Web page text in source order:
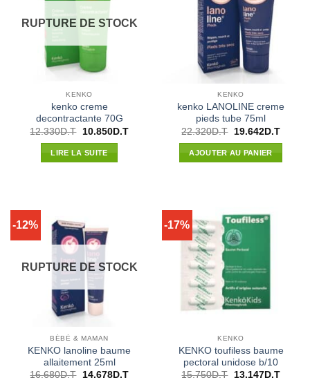
RUPTURE DE STOCK
KENKO
kenko creme
decontractante 70G
12.330D.T
Le
initial
était :
10.850D.TLe
LIRE LA SUITE
KENKO
kenko LANOLINE creme
pieds tube 75ml
22.320D.T
Le
initial
était :
19.642D.TLe
AJOUTER AU PANIER
-12%
RUPTURE DE STOCK
BÉBÉ & MAMAN
KENKO lanoline baume
allaitement 25ml
16.680D.T
Le
14.678D.TLe
-17%
KENKO
KENKO toufiless baume
pectoral unidose b/10
15.750D.T
Le
13.147D.TLe